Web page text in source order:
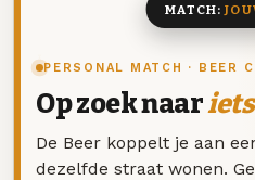
PERSONAL MATCH · BEER
Op zoek naar
De Beer koppelt je aan
dezelfde straat wonen.
MATCH: